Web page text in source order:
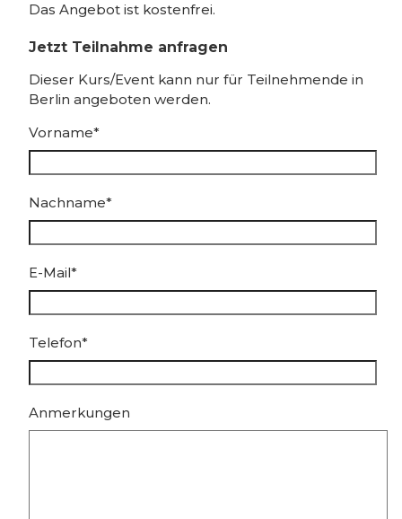
Das Angebot ist kostenfrei.
Jetzt Teilnahme anfragen
Dieser Kurs/Event kann nur für Teilnehmende in
Berlin angeboten werden.
Vorname*
Nachname*
E-Mail*
Telefon*
Anmerkungen